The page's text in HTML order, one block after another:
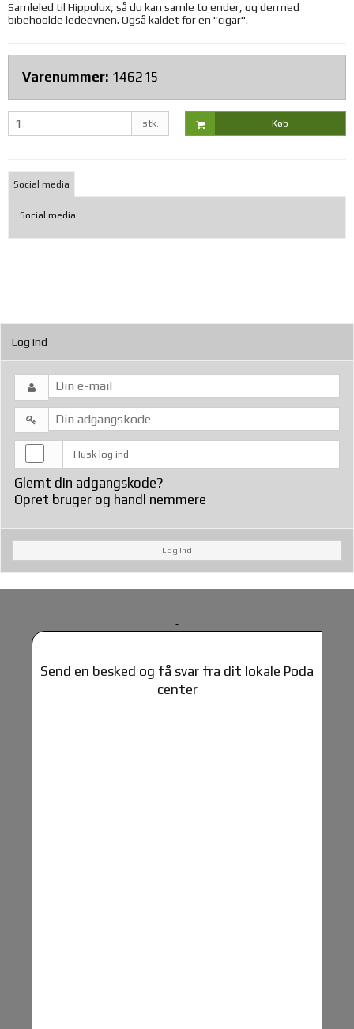
Samleled til Hippolux, så du kan samle to ender, og dermed
bibehoolde ledeevnen. Også kaldet for en "cigar".
Varenummer: 146215
stk. Køb
Social media
Social media
Log ind
Husk log ind
Glemt din adgangskode?
Opret bruger og handl nemmere
Log ind
Send en besked og få svar fra dit lokale Poda
center